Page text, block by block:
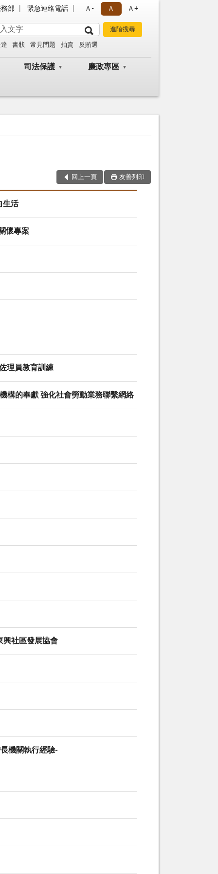
務部 緊急連絡電話 Ａ- Ａ Ａ+
書狀 常見問題 拍賣 反賄選
司法保護 廉政專區
回上一頁 友善列印
生活
懷專案
理員教育訓練
構的奉獻 強化社會勞動業務聯繫網絡
興社區發展協會
機關執行經驗-